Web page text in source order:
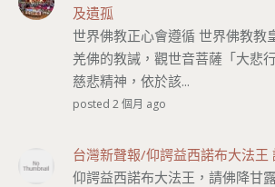
及遺孤
世界佛教正心會遵循 世界佛教教
羌佛的教誡，觀世音菩薩「大悲
慈悲精神，依於該...
posted 2 個月 ago
台灣新聲報/仰諤益西諾布大法王
仰諤益西諾布大法王，請佛降甘